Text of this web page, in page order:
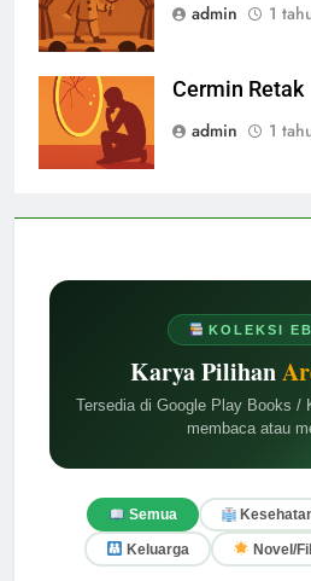
KOLEKSI
Karya Pilihan
Tersedia di Google Play Books
membaca atau
Semua
Keluarga Novel/
admin
1
Cermin Retak
admin
1